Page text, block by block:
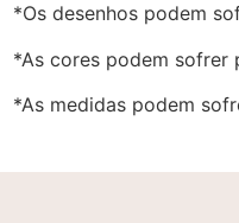
*Os desenhos podem
*As cores podem sofrer
*As medidas podem